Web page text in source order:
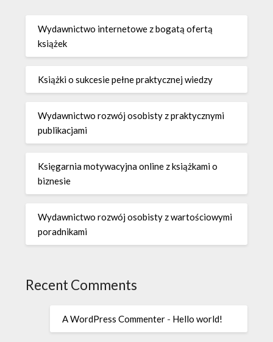
Wydawnictwo internetowe z bogatą ofertą
książek
Książki o sukcesie pełne praktycznej wiedzy
Wydawnictwo rozwój osobisty z praktycznymi
publikacjami
Księgarnia motywacyjna online z książkami o
biznesie
Wydawnictwo rozwój osobisty z wartościowymi
poradnikami
Recent Comments
A WordPress Commenter - Hello world!